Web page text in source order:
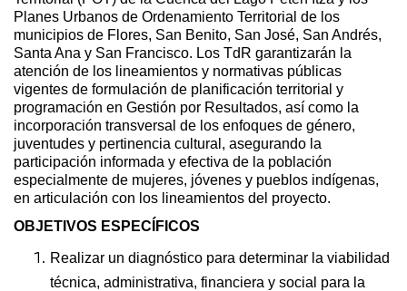
Planes Urbanos de Ordenamiento Territorial de los
municipios de Flores, San Benito, San José, San Andrés,
Santa Ana y San Francisco. Los TdR garantizarán la
atención de los lineamientos y normativas públicas
vigentes de formulación de planificación territorial y
programación en Gestión por Resultados, así como la
incorporación transversal de los enfoques de género,
juventudes y pertinencia cultural, asegurando la
participación informada y efectiva de la población
especialmente de mujeres, jóvenes y pueblos indígenas,
en articulación con los lineamientos del proyecto.
OBJETIVOS ESPECÍFICOS
Realizar un diagnóstico para determinar la viabilidad
técnica, administrativa, financiera y social para la